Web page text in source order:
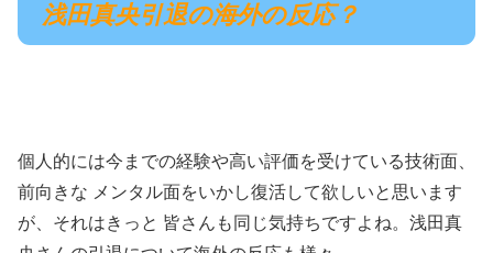
浅田真央引退の海外の反応？
個人的には今までの経験や高い評価を受けている技術面、
前向きな メンタル面をいかし復活して欲しいと思います
が、それはきっと 皆さんも同じ気持ちですよね。浅田真